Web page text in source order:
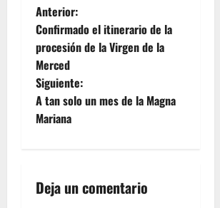
N
a
v
e
c
Anterior:
Confirmado el itinerario de la
procesión de la Virgen de la
Merced
Siguiente:
A tan solo un mes de la Magna
Mariana
Deja un comentario